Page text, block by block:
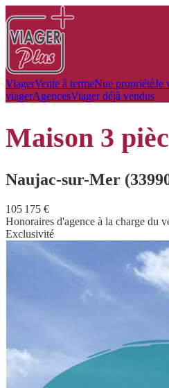
ViagerVente à termeNue propriétéJe
viagerAgencesViager déjà vendus
maison 3
Naujac-sur-Mer
105 175 €
Honoraires d'agence à la charge du
Exclusivité